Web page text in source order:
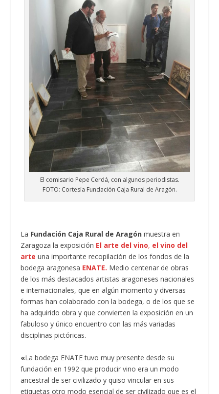
El comisario Pepe Cerdá, con algunos periodistas.
FOTO: Cortesía Fundación Caja Rural de Aragón.
La Fundación Caja Rural de Aragón muestra en
Zaragoza la exposición El arte del vino, el vino del
arteuna importante recopilación de los fondos de la
bodega aragonesa ENATE. Medio centenar de obras
de los más destacados artistas aragoneses nacionales
e internacionales, que en algún momento y diversas
formas han colaborado con la bodega, o de los que se
ha adquirido obra y que convierten la exposición en un
fabuloso y único encuentro con las más variadas
disciplinas pictóricas.
«La bodega ENATE tuvo muy presente desde su
fundación en 1992 que producir vino era un modo
ancestral de ser civilizado y quiso vincular en sus
etiquetas otro modo esencial de ser civilizado que es el